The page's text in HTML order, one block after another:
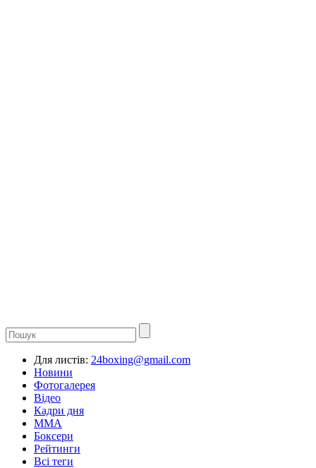
Для листів: 24boxing@gmail.com
Новини
Фотогалерея
Відео
Кадри дня
ММА
Боксери
Рейтинги
Всі теги